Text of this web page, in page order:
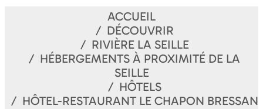
ACCUEIL
DÉCOUVRIR
RIVIÈRE LA SEILLE
HÉBERGEMENTS À PROXIMITÉ DE LA
SEILLE
HÔTELS
HÔTEL-RESTAURANT LE CHAPON BRESSAN